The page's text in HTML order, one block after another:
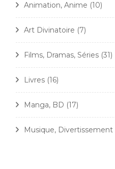
Animation, Anime (10)
Art Divinatoire (7)
Films, Dramas, Séries (31)
Livres (16)
Manga, BD (17)
Musique, Divertissement